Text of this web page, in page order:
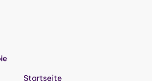
Startseite